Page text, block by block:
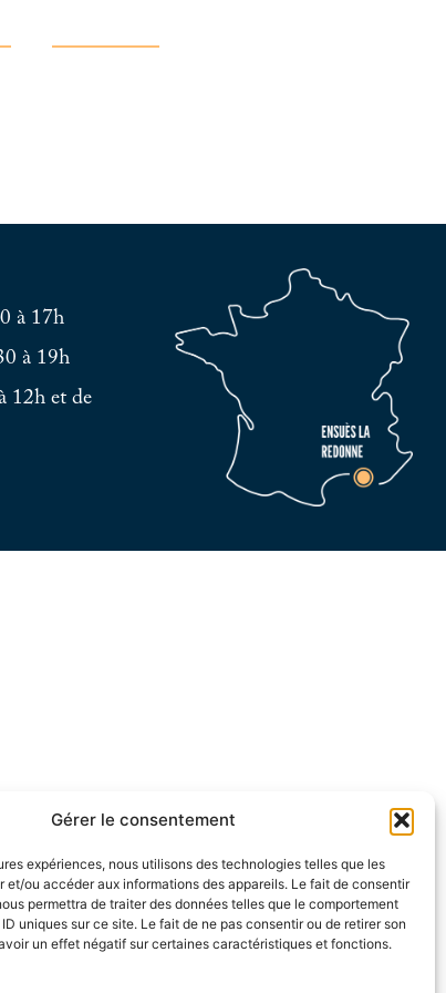
Gérer le consentement
expériences, nous utilisons des technologies telles que les
et/ou accéder aux informations des appareils. Le fait de consentir
permettra de traiter des données telles que le comportement
uniques sur ce site. Le fait de ne pas consentir ou de retirer son
un effet négatif sur certaines caractéristiques et fonctions.
à 17h
à 19h
12h et de